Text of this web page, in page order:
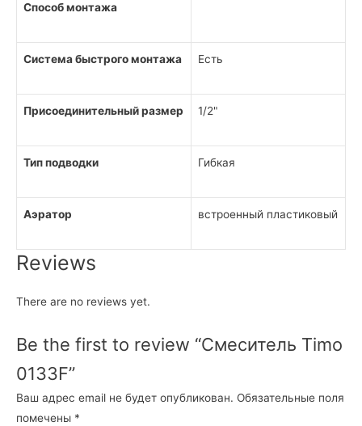
Способ монтажа
Система быстрого монтажа Есть
Присоединительный размер 1/2"
Тип подводки Гибкая
Аэратор встроенный пластиковый
Reviews
There are no reviews yet.
Be the first to review “Смеситель Timo
0133F”
Ваш адрес email не будет опубликован. Обязательные поля
помечены *